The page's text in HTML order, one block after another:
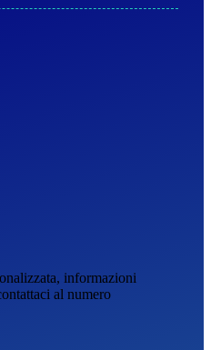
informazioni
al numero